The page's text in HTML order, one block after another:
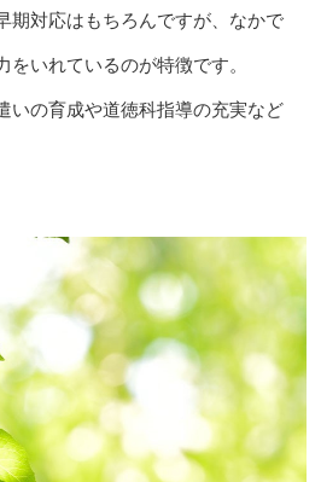
期対応はもちろんですが、なかで
をいれているのが特徴です。
いの育成や道徳科指導の充実など